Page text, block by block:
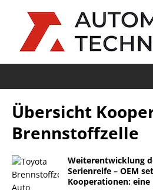
Übersicht
Brennstoffzelle
Weiterentwicklung
Serienreife – OEM
Kooperationen: